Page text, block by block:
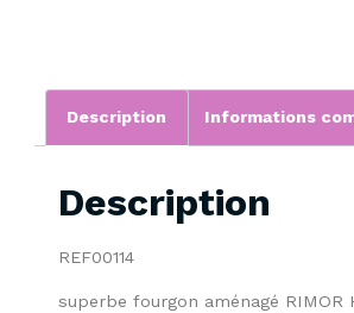
Description Informations
Description
REF00114
superbe fourgon aménagé RIMOR